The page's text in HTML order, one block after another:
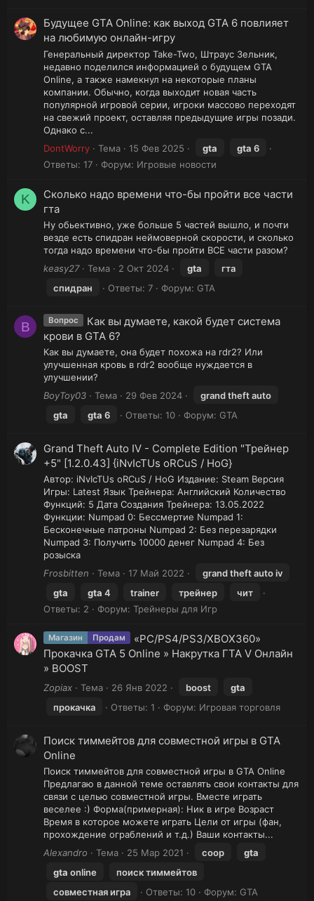
Будущее GTA Online: как выход GTA 6 повлияет
на любимую онлайн-игру
Генеральный директор Take-Two, Штраус Зельник,
недавно поделился информацией о будущем GTA
Online, а также намекнул на некоторые планы
компании. Обычно, когда выходит новая часть
популярной игровой серии, игроки массово переходят
на свежий проект, оставляя предыдущие игры позади.
Однако с...
DontWorry
Тема 15 Фев 2025 gta gta 6
Ответы: 17
Форум: Игровые новости
K
Сколько надо времени что-бы пройти все части
гта
Ну обьективно, уже больше 5 частей вышло, и почти
везде есть спидран неймоверной скорости, и сколько
тогда надо времени что-бы пройти ВСЕ части разом?
keasy27
Тема 2 Окт 2024 gta
гта
спидран
Ответы: 7 Форум: GTA
B Вопрос
Как вы думаете, какой будет система
крови в GTA 6?
Как вы думаете, она будет похожа на rdr2? Или
улучшенная кровь в rdr2 вообще нуждается в
улучшении?
BoyToy03
Тема 29 Фев 2024
grand theft auto
gta
gta 6 Ответы: 10 Форум: GTA
Grand Theft Auto IV - Complete Edition "Трейнер
+5" [1.2.0.43] {iNvIcTUs oRCuS / HoG}
Автор: iNvIcTUs oRCuS / HoG Издание: Steam Версия
Игры: Latest Язык Трейнера: Английский Количество
Функций: 5 Дата Создания Трейнера: 13.05.2022
Функции: Numpad 0: Бессмертие Numpad 1:
Бесконечные патроны Numpad 2: Без перезарядки
Numpad 3: Получить 10000 денег Numpad 4: Без
розыска
Frosbitten
Тема 17 Май 2022
grand theft auto iv
gta
gta 4 trainer трейнер
чит
Ответы: 2
Форум: Трейнеры для Игр
Магазин Продам
«PC/PS4/PS3/XBOX360»
Прокачка GTA 5 Online » Накрутка ГТА V Онлайн
» BOOST
Zopiax Тема 26 Янв 2022 boost
gta
прокачка
Ответы: 1 Форум: Игровая торговля
Поиск тиммейтов для совместной игры в GTA
Online
Поиск тиммейтов для совместной игры в GTA Online
Предлагаю в данной теме оставлять свои контакты для
связи с целью совместной игры. Вместе играть
веселее :) Форма(примерная): Ник в игре Возраст
Время в которое можете играть Цели от игры (фан,
прохождение ограблений и т.д.) Ваши контакты...
Alexandro
Тема 25 Мар 2021 coop
gta
gta online
поиск тиммейтов
совместная игра
Ответы: 10 Форум: GTA